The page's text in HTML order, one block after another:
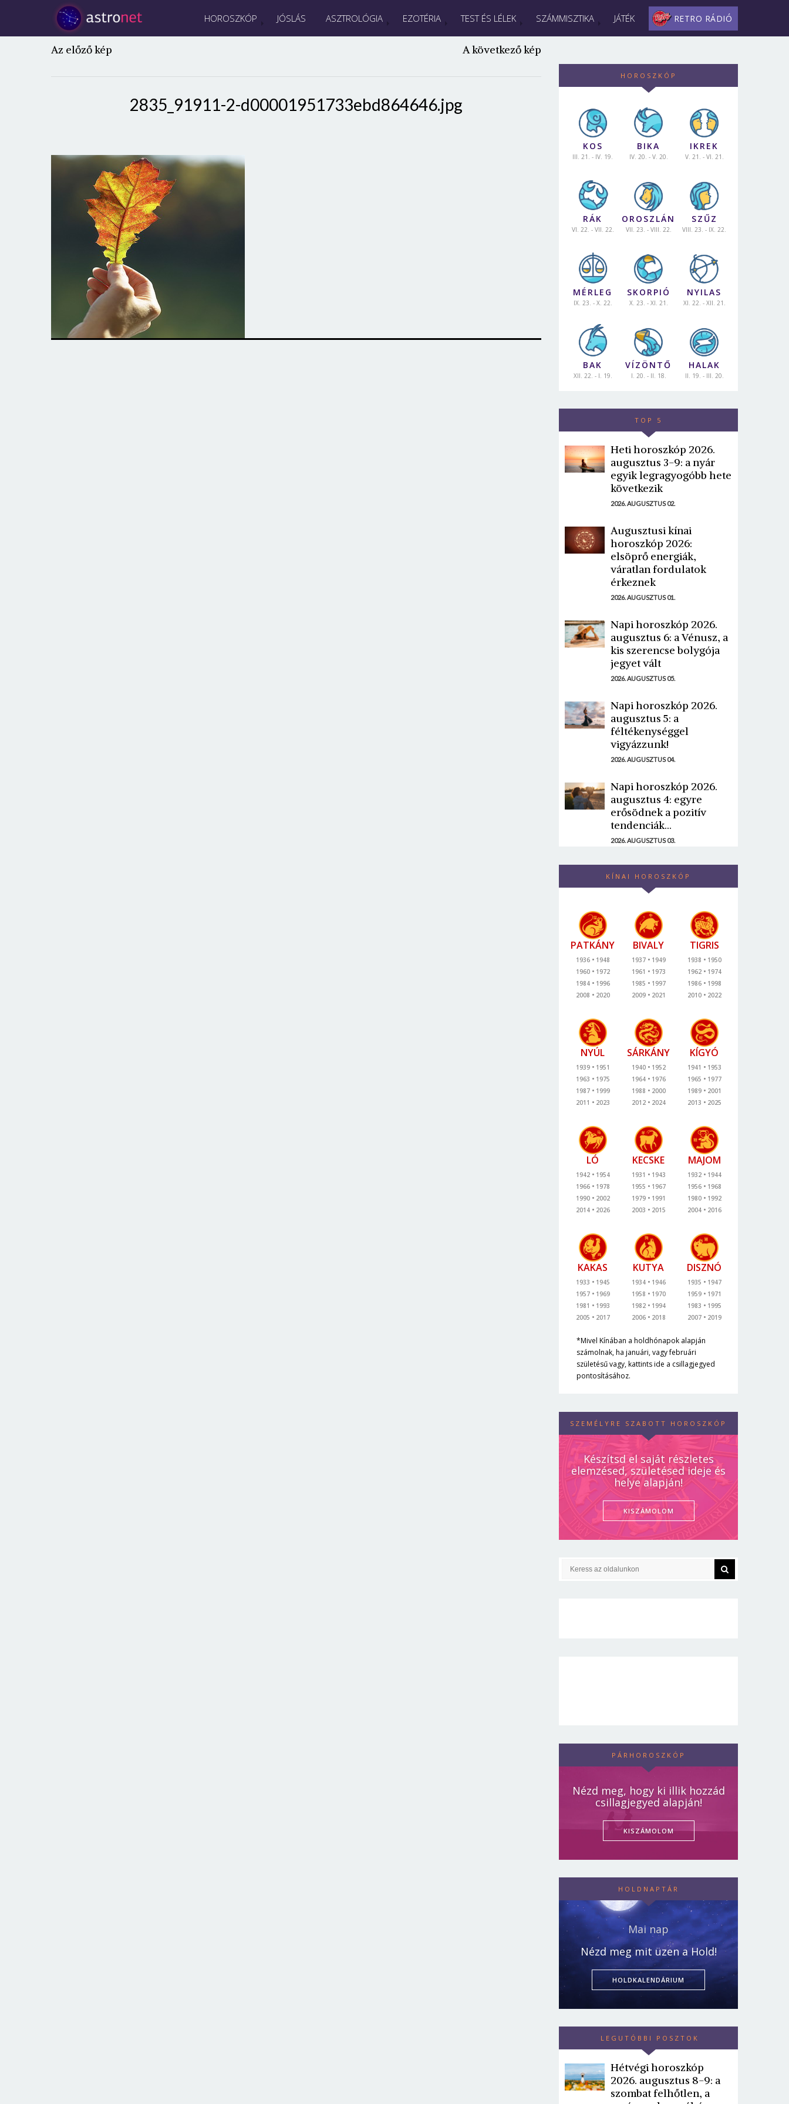
HOROSZKÓP JÓSLÁS ASZTROLÓGIA EZOTÉRIA TEST ÉS LÉLEK SZÁMMISZTIKA JÁTÉK RETRO RÁDIÓ
Az előző kép A következő kép
2835_91911-2-d00001951733ebd864646.jpg
HOROSZKÓP
KOS
III. 21. - IV. 19.
BIKA
IV. 20. - V. 20.
IKREK
V. 21. - VI. 21.
RÁK
VI. 22. - VII. 22.
OROSZLÁN
VII. 23. - VIII. 22.
SZŰZ
VIII. 23. - IX. 22.
MÉRLEG
IX. 23. - X. 22.
SKORPIÓ
X. 23. - XI. 21.
NYILAS
XI. 22. - XII. 21.
BAK
XII. 22. - I. 19.
VÍZÖNTŐ
I. 20. - II. 18.
HALAK
II. 19. - III. 20.
TOP 5
Heti horoszkóp 2026.
augusztus 3-9: a nyár
egyik legragyogóbb hete
következik
2026. AUGUSZTUS 02.
Augusztusi kínai
horoszkóp 2026:
elsöprő energiák,
váratlan fordulatok
érkeznek
2026. AUGUSZTUS 01.
Napi horoszkóp 2026.
augusztus 6: a Vénusz, a
kis szerencse bolygója
jegyet vált
2026. AUGUSZTUS 05.
Napi horoszkóp 2026.
augusztus 5: a
féltékenységgel
vigyázzunk!
2026. AUGUSZTUS 04.
Napi horoszkóp 2026.
augusztus 4: egyre
erősödnek a pozitív
tendenciák...
2026. AUGUSZTUS 03.
KÍNAI HOROSZKÓP
PATKÁNY
1936
1948
1960
1972
1984
1996
2008
2020
BIVALY
1937
1949
1961
1973
1985
1997
2009
2021
TIGRIS
1938
1950
1962
1974
1986
1998
2010
2022
NYÚL
1939
1951
1963
1975
1987
1999
2011
2023
SÁRKÁNY
1940
1952
1964
1976
1988
2000
2012
2024
KÍGYÓ
1941
1953
1965
1977
1989
2001
2013
2025
LÓ
1942
1954
1966
1978
1990
2002
2014
2026
KECSKE
1931
1943
1955
1967
1979
1991
2003
2015
MAJOM
1932
1944
1956
1968
1980
1992
2004
2016
KAKAS
1933
1945
1957
1969
1981
1993
2005
2017
KUTYA
1934
1946
1958
1970
1982
1994
2006
2018
DISZNÓ
1935
1947
1959
1971
1983
1995
2007
2019
*Mivel Kínában a holdhónapok alapján
számolnak, ha januári, vagy februári
születésű vagy, kattints ide a csillagjegyed
pontosításához.
SZEMÉLYRE SZABOTT HOROSZKÓP
Készítsd el saját részletes
elemzésed, születésed ideje és
helye alapján!
KISZÁMOLOM
PÁRHOROSZKÓP
Nézd meg, hogy ki illik hozzád
csillagjegyed alapján!
KISZÁMOLOM
HOLDNAPTÁR
Mai nap
Nézd meg mit üzen a Hold!
HOLDKALENDÁRIUM
LEGUTÓBBI POSZTOK
Hétvégi horoszkóp
2026. augusztus 8-9: a
szombat felhőtlen, a